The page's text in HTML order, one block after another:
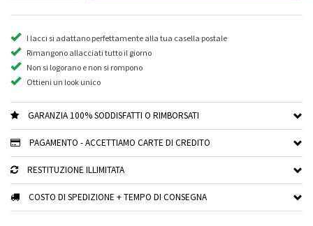
I lacci si adattano perfettamente alla tua casella postale
Rimangono allacciati tutto il giorno
Non si logorano e non si rompono
Ottieni un look unico
GARANZIA 100% SODDISFATTI O RIMBORSATI
PAGAMENTO - ACCETTIAMO CARTE DI CREDITO
RESTITUZIONE ILLIMITATA
COSTO DI SPEDIZIONE + TEMPO DI CONSEGNA